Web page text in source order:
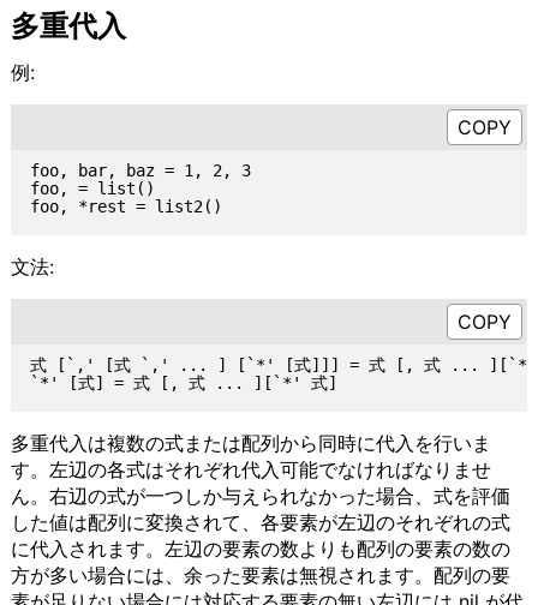
多重代入
例:
foo, bar, baz = 1, 2, 3
foo, = list()
文法:
式 [`,' [式 `,' ... ] [`*' [式]]] = 式 [, 式 ... ][`*'
多重代入は複数の式または配列から同時に代入を行いま
す。左辺の各式はそれぞれ代入可能でなければなりませ
ん。右辺の式が一つしか与えられなかった場合、式を評価
した値は配列に変換されて、各要素が左辺のそれぞれの式
に代入されます。左辺の要素の数よりも配列の要素の数の
方が多い場合には、余った要素は無視されます。配列の要